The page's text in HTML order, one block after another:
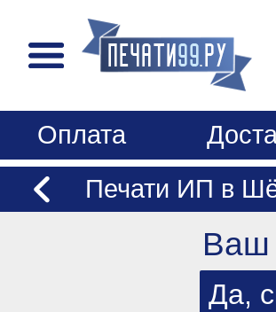
Оплата
Печати ИП в
Ваш